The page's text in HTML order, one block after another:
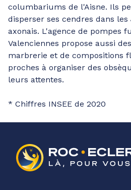
columbariums de l'Aisne. Ils
disperser ses cendres dans
axonais. L'agence de pompes
Valenciennes propose aussi
marbrerie et de compositions
proches à organiser des
leurs attentes.
* Chiffres INSEE de 2020